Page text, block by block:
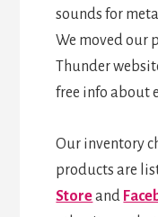
sounds for
We moved our
Thunder
free info about
Our inventory
products are
Storeand